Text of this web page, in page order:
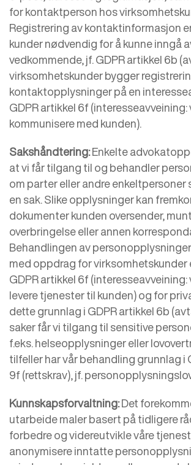
for kontaktperson hos
Registrering av kontaktinformasjon
kunder nødvendig for å kunne inngå
vedkommende, jf. GDPR artikkel 6b
virksomhetskunder bygger
kontaktopplysninger på en
GDPR artikkel 6f (interesseavveining:
kommunisere med kunden).
Sakshåndtering:Enkelte
at vi får tilgang til og behandler
om parter eller andre enkeltpersoner
en sak. Slike opplysninger kan
dokumenter kunden oversender,
overbringelse eller annen
Behandlingen av
med oppdrag for virksomhetskunder
GDPR artikkel 6f (interesseavveining:
levere tjenester til kunden) og for
dette grunnlag i GDPR artikkel 6b
saker får vi tilgang til sensitive
f.eks. helseopplysninger eller
tilfeller har vår behandling grunnlag i
9f (rettskrav), jf.
Kunnskapsforvaltning:Det
utarbeide maler basert på tidligere
forbedre og videreutvikle våre
anonymisere inntatte